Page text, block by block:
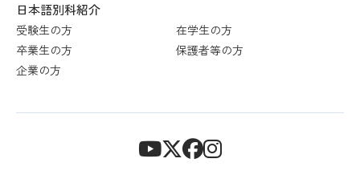
日本語別科紹介
受験生の方
在学生の方
卒業生の方
保護者等の方
企業の方